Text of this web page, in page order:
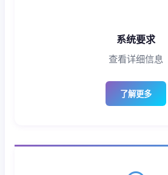
系统要求
查看详细信息
了解更多